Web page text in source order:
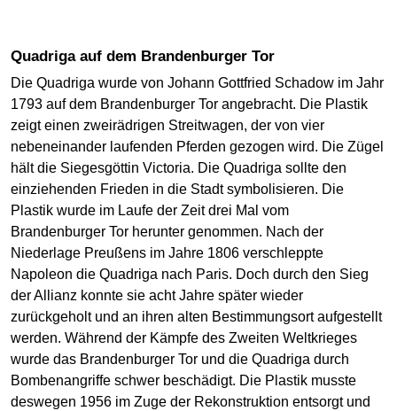
Quadriga auf dem Brandenburger Tor
Die Quadriga wurde von Johann Gottfried Schadow im Jahr
1793 auf dem Brandenburger Tor angebracht. Die Plastik
zeigt einen zweirädrigen Streitwagen, der von vier
nebeneinander laufenden Pferden gezogen wird. Die Zügel
hält die Siegesgöttin Victoria. Die Quadriga sollte den
einziehenden Frieden in die Stadt symbolisieren. Die
Plastik wurde im Laufe der Zeit drei Mal vom
Brandenburger Tor herunter genommen. Nach der
Niederlage Preußens im Jahre 1806 verschleppte
Napoleon die Quadriga nach Paris. Doch durch den Sieg
der Allianz konnte sie acht Jahre später wieder
zurückgeholt und an ihren alten Bestimmungsort aufgestellt
werden. Während der Kämpfe des Zweiten Weltkrieges
wurde das Brandenburger Tor und die Quadriga durch
Bombenangriffe schwer beschädigt. Die Plastik musste
deswegen 1956 im Zuge der Rekonstruktion entsorgt und